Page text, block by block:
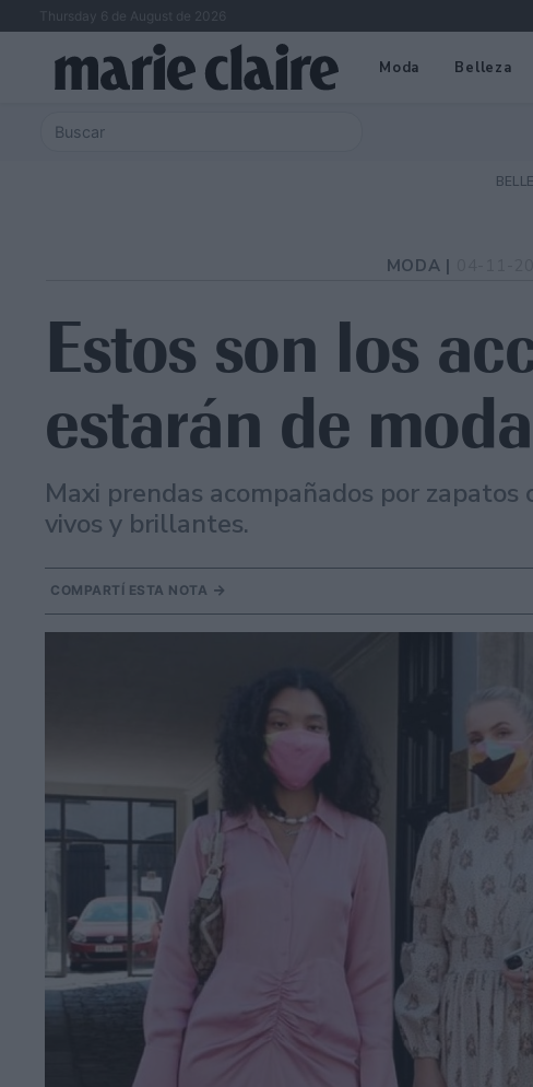
Thursday 6 de August de 2026
Moda Belleza
MODA |
Estos son los
estarán de
Maxi prendas acompañados por
vivos y brillantes.
COMPARTÍ ESTA NOTA